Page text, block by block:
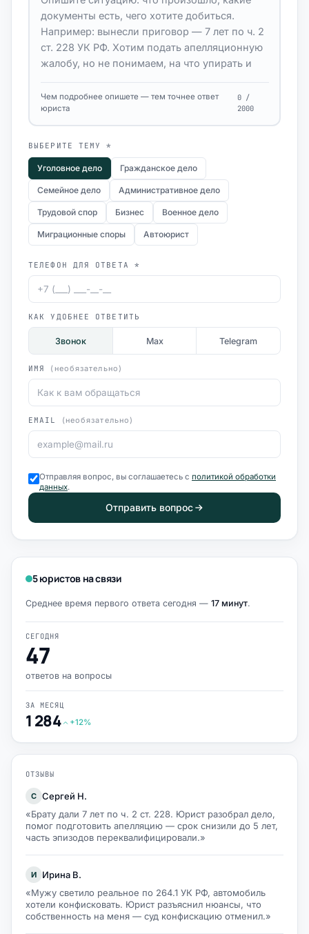
Чем подробнее опишете — тем точнее ответ
юриста
0 /
2000
ВЫБЕРИТЕ ТЕМУ *
Уголовное дело Гражданское дело
Семейное дело Административное дело
Трудовой спор Бизнес Военное дело
Миграционные споры Автоюрист
ТЕЛЕФОН ДЛЯ ОТВЕТА *
КАК УДОБНЕЕ ОТВЕТИТЬ
Звонок Max Telegram
ИМЯ (необязательно)
EMAIL (необязательно)
Отправляя вопрос, вы соглашаетесь с политикой обработки
данных.
Отправить вопрос
5 юристов на связи
Среднее время первого ответа сегодня — 17 минут.
СЕГОДНЯ
47
ответов на вопросы
ЗА МЕСЯЦ
1 284 +12%
ОТЗЫВЫ
С Сергей Н.
«Брату дали 7 лет по ч. 2 ст. 228. Юрист разобрал дело,
помог подготовить апелляцию — срок снизили до 5 лет,
часть эпизодов переквалифицировали.»
И
Ирина В.
«Мужу светило реальное по 264.1 УК РФ, автомобиль
хотели конфисковать. Юрист разъяснил нюансы, что
собственность на меня — суд конфискацию отменил.»